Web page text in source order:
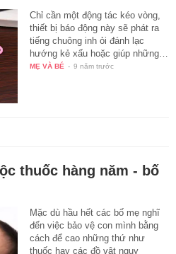
Chỉ cần một động tác kéo vòng,
thiết bị báo động này sẽ phát ra
tiếng chuông inh ỏi đánh lạc
hướng kẻ xấu hoặc giúp những…
MẸ VÀ BÉ - 9 năm trước
thuốc hàng năm - bố
Mặc dù hầu hết các bố mẹ nghĩ
đến việc bảo vệ con mình bằng
cách để cao những thứ như
thuốc hay các đồ vật nguy